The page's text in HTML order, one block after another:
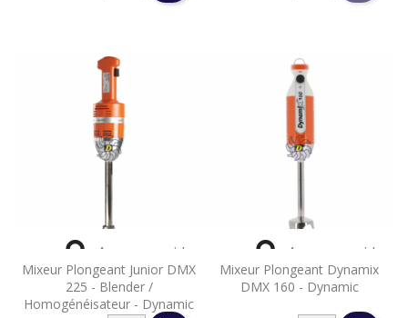
Mixeur Plongeant Junior DMX
225 - Blender /
Homogénéisateur - Dynamic
 Aperçu rapide
Mixeur Plongeant Dynamix
DMX 160 - Dynamic
 Aperçu rapide